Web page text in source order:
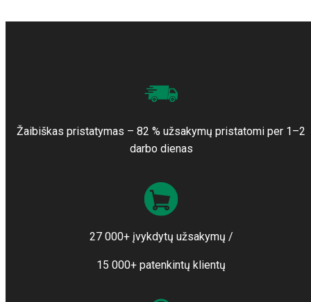
Žaibiškas pristatymas – 82 % užsakymų pristatomi per 1–2
darbo dienas
27 000+ įvykdytų užsakymų /
15 000+ patenkintų klientų